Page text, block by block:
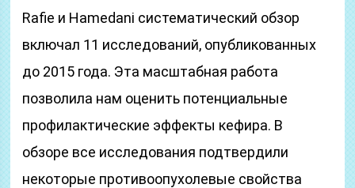
Rafie и Hamedani систематический обзор
включал 11 исследований, опубликованных
до 2015 года. Эта масштабная работа
позволила нам оценить потенциальные
профилактические эффекты кефира. В
обзоре все исследования подтвердили
некоторые противоопухолевые свойства